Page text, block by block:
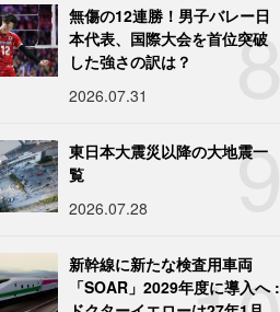
8
無傷の12連勝！男子バレー日
本代表、国際大会を首位突破
した強さの訳は？
2026.07.31
9
東日本大震災以降の大地震一
覧
2026.07.28
新幹線に新たな検査用車両
「SOAR」2029年度に導入へ :